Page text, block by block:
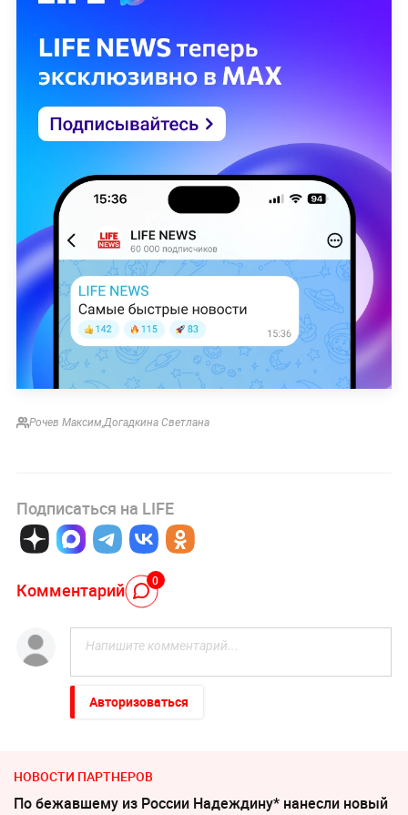
Рочев Максим,Догадкина Светлана
Подписаться на LIFE
Комментарий 0
Авторизоваться
НОВОСТИ ПАРТНЕРОВ
По бежавшему из России Надеждину* нанесли новый